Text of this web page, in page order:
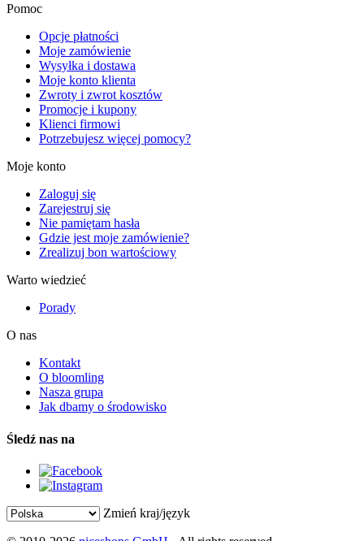
Pomoc
Opcje płatności
Moje zamówienie
Wysyłka i dostawa
Moje konto klienta
Zwroty i zwrot kosztów
Promocje i kupony
Klienci firmowi
Potrzebujesz więcej pomocy?
Moje konto
Zaloguj się
Zarejestruj się
Nie pamiętam hasła
Gdzie jest moje zamówienie?
Zrealizuj bon wartościowy
Warto wiedzieć
Porady
O nas
Kontakt
O bloomling
Nasza grupa
Jak dbamy o środowisko
Śledź nas na
Zmień kraj/język